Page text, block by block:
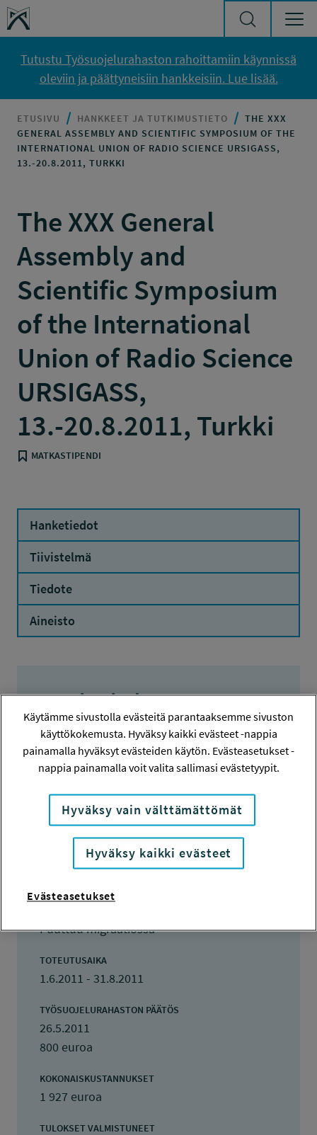
Siirry sisältöön
Työsuojelurahasto
Tutustu Työsuojelurahaston rahoittamiin käynnissä
oleviin ja päättyneisiin hankkeisiin. Lue lisää.
ETUSIVU HANKKEET JA TUTKIMUSTIETO
THE XXX
GENERAL ASSEMBLY AND SCIENTIFIC SYMPOSIUM OF THE
INTERNATIONAL UNION OF RADIO SCIENCE URSIGASS,
13.-20.8.2011, TURKKI
The XXX General
Assembly and
Scientific Symposium
of the International
Union of Radio Science
URSIGASS,
13.-20.8.2011, Turkki
MATKASTIPENDI
Hanketiedot
Tiivistelmä
Tiedote
Aineisto
Hanketiedot
HANKENUMERO
111188
HAKIJA
Maila Hietanen
TOTEUTTAJA
Maila Hietanen
LISÄTIETOJA
Puuttuu migraatiossa
TOTEUTUSAIKA
1.6.2011 - 31.8.2011
TYÖSUOJELURAHASTON PÄÄTÖS
26.5.2011
800 euroa
KOKONAISKUSTANNUKSET
1 927 euroa
TULOKSET VALMISTUNEET
Käytämme sivustolla evästeitä parantaaksemme sivuston
käyttökokemusta. Hyväksy kaikki evästeet -nappia
painamalla hyväksyt evästeiden käytön. Evästeasetukset -
nappia painamalla voit valita sallimasi evästetyypit.
Hyväksy vain välttämättömät
Hyväksy kaikki evästeet
Evästeasetukset